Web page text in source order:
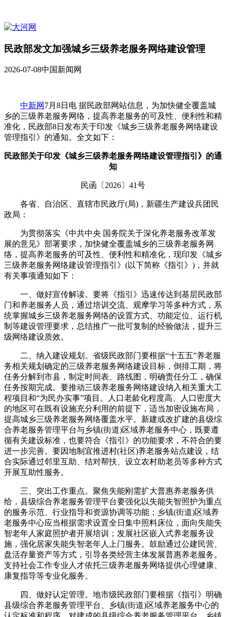
民政部发文加强城乡三级养老服务网络建设管理
2026-07-08中国新闻网
中新网 7月8日电 据民政部网站信息，为加快健全覆盖城
乡的三级养老服务网络，提高养老服务的可及性、便利性和精
准化，民政部8日发布关于印发《城乡三级养老服务网络建设
管理指引》的通知。全文如下：
民政部关于印发《城乡三级养老服务网络建设管理指引》的通
知
民函〔2026〕41号
各省、自治区、直辖市民政厅(局)，新疆生产建设兵团民
政局：
为贯彻落实《中共中央 国务院关于深化养老服务改革发
展的意见》部署要求，加快健全覆盖城乡的三级养老服务网
络，提高养老服务的可及性、便利性和精准化，现印发《城乡
三级养老服务网络建设管理指引》(以下简称《指引》)，并就
有关事项通知如下：
一、做好宣传解读。要将《指引》迅速传达到基层民政部
门和养老服务人员，通过培训交流、观摩学习等多种方式，系
统掌握城乡三级养老服务网络的设置方式、功能定位、运行机
制等建设管理要求，总结推广一批可复制的经验做法，提升三
级网络建设质效。
二、纳入建设规划。省级民政部门要根据“十五五”养老服
务相关规划确定的三级养老服务网络建设目标，倒排工期，将
任务分解到市县，制定时间表、路线图，明确责任分工，确保
任务按期完成。要推动三级养老服务网络建设纳入相关重大工
程项目和“为民办实事”项目。人口老龄化程度高、人口密度大
的地区可在既有设施充分利用的前提下，适当加密设施布局，
提高城乡三级养老服务网络覆盖水平。新建或改扩建的县级综
合养老服务管理平台与乡镇(街道)区域养老服务中心，既要遵
循有关建设标准，也要符合《指引》的功能要求，不符合的要
进一步完善。要因地制宜推进村(社区)养老服务站点建设，结
合实际通过邻里互助、结对帮扶、设立农村助老员等多种方式
开展互助性服务。
三、突出工作重点。聚焦失能刚需扩大普惠养老服务供
给，县级综合养老服务管理平台要强化以失能失智照护为重点
的服务示范、行业指导和资源协调等功能；乡镇(街道)区域养
老服务中心应当根据需求设置全日集中照料床位，面向失能失
智老年人家庭照护者开展培训；发展社区嵌入式养老服务设
施，强化居家失能失智老年人上门服务。鼓励通过公建民营、
盘活存量资产等方式，引导各类经营主体发展普惠养老服务。
支持社会工作专业人才依托三级养老服务网络提供心理健康、
康复指导等专业化服务。
四、做好认定管理。地市级民政部门要根据《指引》明确
县级综合养老服务管理平台、乡镇(街道)区域养老服务中心的